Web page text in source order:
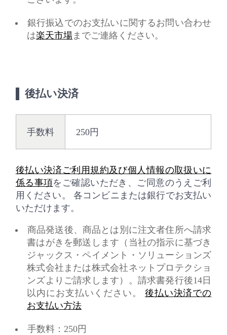
銀行振込でのお支払いに関するお問い合わせ
は楽天市場までご連絡ください。
後払い決済
手数料 250円
後払い決済ご利用規約及び個人情報の取扱いに
係る事項をご確認いただき、ご同意のうえご利
用ください。 各コンビニまたは銀行でお支払い
いただけます。
商品発送後、商品とは別に注文者住所へ請求
書はがきを郵送します（当社の指示に基づき
ジャックス・ペイメント・ソリューションズ
株式会社または株式会社ネットプロテクショ
ンズよりご請求します）。請求書発行後14日
以内にお支払いください。 後払い決済での
お支払い方法
手数料：250円